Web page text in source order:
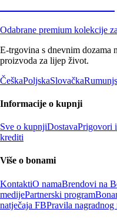
Odabrane premium kolekcije
E-trgovina s dnevnim dozama
proizvoda za lijep život.
ČeškaPoljskaSlovačka
Informacije o kupnji
Sve o kupnjiDostavaPrigovori
krediti
Više o bonami
KontaktiO namaBrendovi na
medijePartnerski program
natječaja FBPravila nagradnog